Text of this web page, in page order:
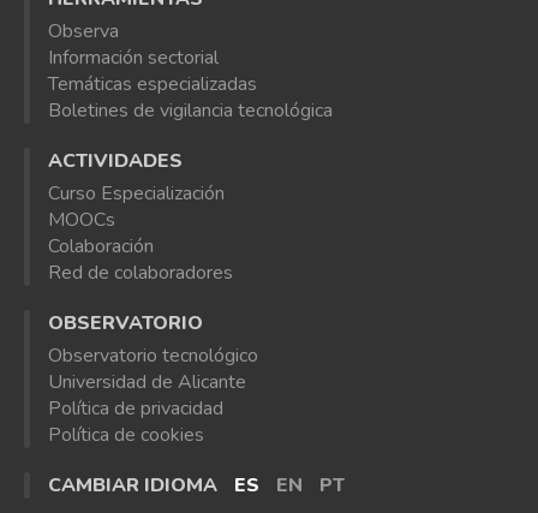
Observa
Información sectorial
Temáticas especializadas
Boletines de vigilancia tecnológica
ACTIVIDADES
Curso Especialización
MOOCs
Colaboración
Red de colaboradores
OBSERVATORIO
Observatorio tecnológico
Universidad de Alicante
Política de privacidad
Política de cookies
CAMBIAR IDIOMA
ES EN PT